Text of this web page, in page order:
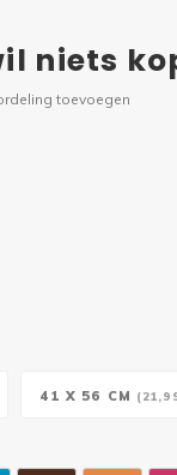
niets
toevoegen
41 X 56 CM